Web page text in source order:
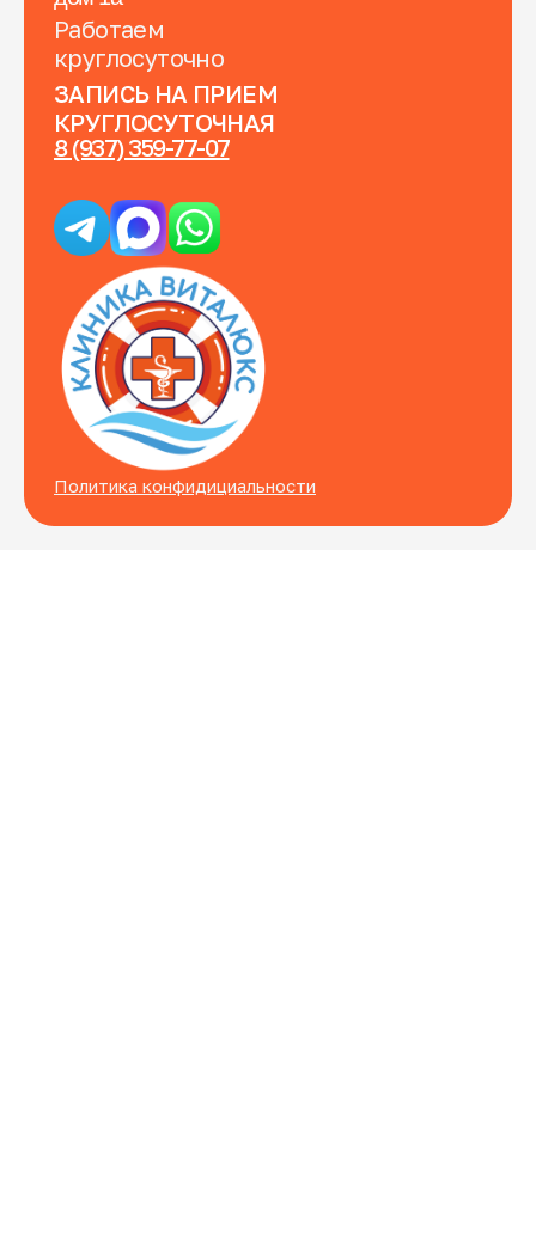
Работаем
круглосуточно
ЗАПИСЬ НА ПРИЕМ
КРУГЛОСУТОЧНАЯ
8 (937) 359-77-07
Политика конфидициальности